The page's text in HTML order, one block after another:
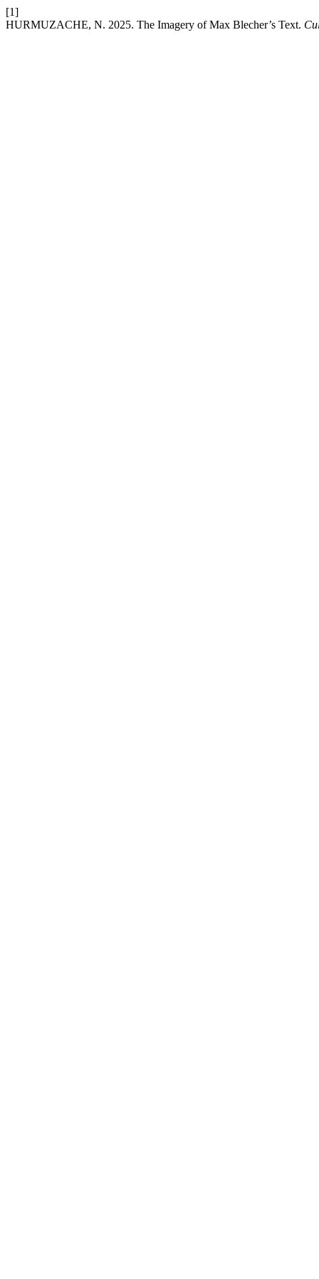
[1]
HURMUZACHE, N. 2025. The Imagery of Max Blecher’s Text.